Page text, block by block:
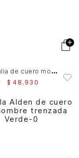
L
lavero Italia de cuero mosquetón Combinado
$ 48 . 930